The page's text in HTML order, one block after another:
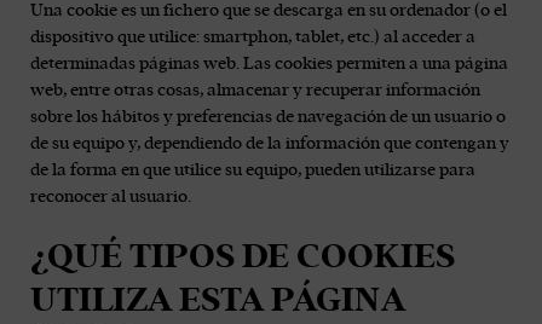
Una cookie es un fichero que se descarga en su ordenador (o el
dispositivo que utilice: smartphon, tablet, etc.) al acceder a
determinadas páginas web. Las cookies permiten a una página
web, entre otras cosas, almacenar y recuperar información
sobre los hábitos y preferencias de navegación de un usuario o
de su equipo y, dependiendo de la información que contengan y
de la forma en que utilice su equipo, pueden utilizarse para
reconocer al usuario.
¿QUÉ TIPOS DE COOKIES
UTILIZA ESTA PÁGINA